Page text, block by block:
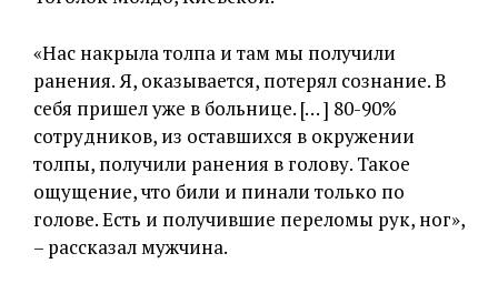
«Нас накрыла толпа и там мы получили
ранения. Я, оказывается, потерял сознание. В
себя пришел уже в больнице. [… ] 80-90%
сотрудников, из оставшихся в окружении
толпы, получили ранения в голову. Такое
ощущение, что били и пинали только по
голове. Есть и получившие переломы рук, ног»,
– рассказал мужчина.